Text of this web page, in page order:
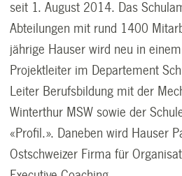
seit 1. August 2014. Das
Abteilungen mit rund 1400
jährige Hauser wird neu in
Projektleiter im Departement
Leiter Berufsbildung mit der
Winterthur MSW sowie der
«Profil.». Daneben wird Hauser
Ostschweizer Firma für